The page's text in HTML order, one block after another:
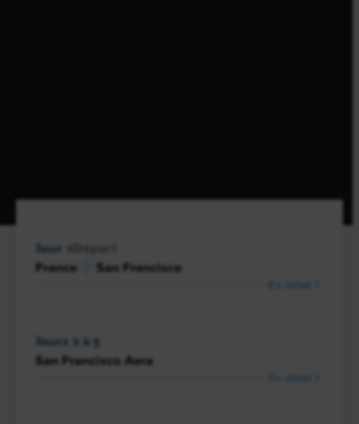
Jour 1
France
San Francisco
Jours 2 à 5
San Francisco Aera